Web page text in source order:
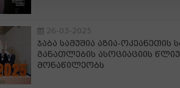
26-03-2025
ჯაბა სამუშია აზია-
განათლების ასოციაციის
მონაწილეობს